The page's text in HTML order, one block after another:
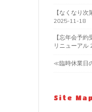
【なくなり次
2025-11-18
【忘年会予
リニューアル
≪臨時休業日
Site Map